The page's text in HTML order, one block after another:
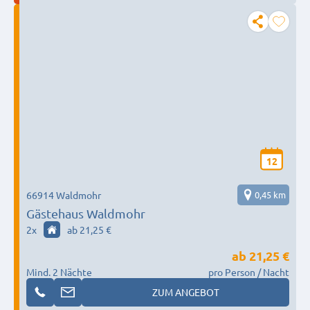
12
Gästehaus Waldmohr
66914 Waldmohr 0,45 km
2x ab 21,25 €
Mind. 2 Nächte
ab 21,25 €
pro Person / Nacht
ZUM ANGEBOT